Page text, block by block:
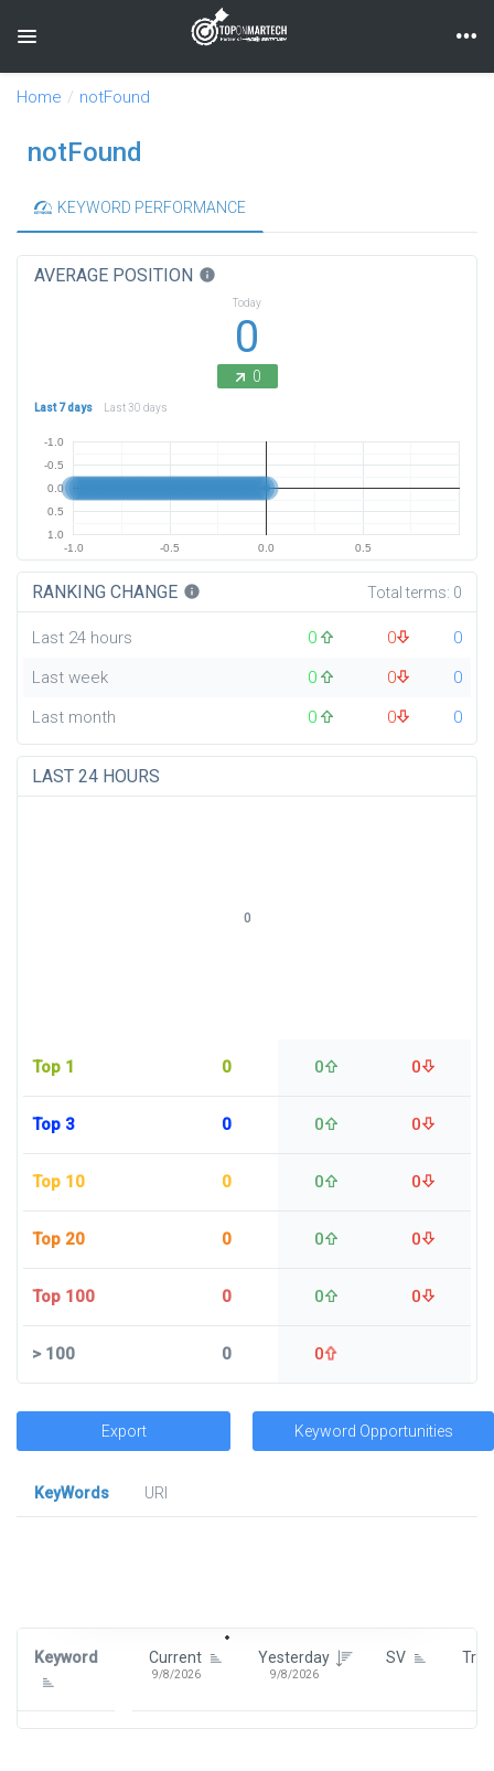
Toggle navigation
Home notFound
notFound
KEYWORD PERFORMANCE
AVERAGE POSITION info
Today
0
0
Last 7 days Last 30 days
-1.0 -0.5 0.0 0.5
-1.0
-0.5
0.0
0.5
1.0
RANKING CHANGE info Total terms: 0
Last 24 hours 0 0
0
Last week
0 0
0
Last month
0 0 0
LAST 24 HOURS
Top 1 0 0 0
Top 3 0 0 0
Top 10 0 0 0
Top 20 0 0 0
Top 100 0 0 0
>100 0 0
0
Export Keyword Opportunities
KeyWords
URl
Keyword Current
9/8/2026
Yesterday
9/8/2026
SV